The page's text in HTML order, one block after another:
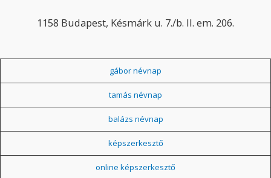
1158 Budapest, Késmárk u. 7./b. II. em. 206.
gábor névnap
tamás névnap
balázs névnap
képszerkesztő
online képszerkesztő